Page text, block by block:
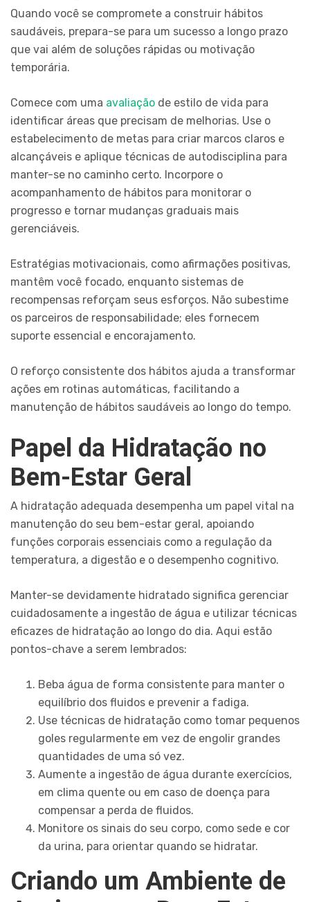
Quando você se compromete a construir hábitos
saudáveis, prepara-se para um sucesso a longo prazo
que vai além de soluções rápidas ou motivação
temporária.
Comece com uma avaliação de estilo de vida para
identificar áreas que precisam de melhorias. Use o
estabelecimento de metas para criar marcos claros e
alcançáveis e aplique técnicas de autodisciplina para
manter-se no caminho certo. Incorpore o
acompanhamento de hábitos para monitorar o
progresso e tornar mudanças graduais mais
gerenciáveis.
Estratégias motivacionais, como afirmações positivas,
mantêm você focado, enquanto sistemas de
recompensas reforçam seus esforços. Não subestime
os parceiros de responsabilidade; eles fornecem
suporte essencial e encorajamento.
O reforço consistente dos hábitos ajuda a transformar
ações em rotinas automáticas, facilitando a
manutenção de hábitos saudáveis ao longo do tempo.
Papel da Hidratação no
Bem-Estar Geral
A hidratação adequada desempenha um papel vital na
manutenção do seu bem-estar geral, apoiando
funções corporais essenciais como a regulação da
temperatura, a digestão e o desempenho cognitivo.
Manter-se devidamente hidratado significa gerenciar
cuidadosamente a ingestão de água e utilizar técnicas
eficazes de hidratação ao longo do dia. Aqui estão
pontos-chave a serem lembrados:
Beba água de forma consistente para manter o
equilíbrio dos fluidos e prevenir a fadiga.
Use técnicas de hidratação como tomar pequenos
goles regularmente em vez de engolir grandes
quantidades de uma só vez.
Aumente a ingestão de água durante exercícios,
em clima quente ou em caso de doença para
compensar a perda de fluidos.
Monitore os sinais do seu corpo, como sede e cor
da urina, para orientar quando se hidratar.
Criando um Ambiente de